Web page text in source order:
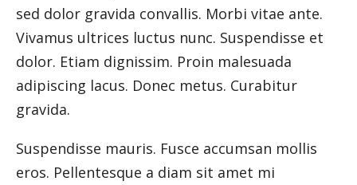
sed dolor gravida convallis. Morbi vitae ante.
Vivamus ultrices luctus nunc. Suspendisse et
dolor. Etiam dignissim. Proin malesuada
adipiscing lacus. Donec metus. Curabitur
gravida.
Suspendisse mauris. Fusce accumsan mollis
eros. Pellentesque a diam sit amet mi